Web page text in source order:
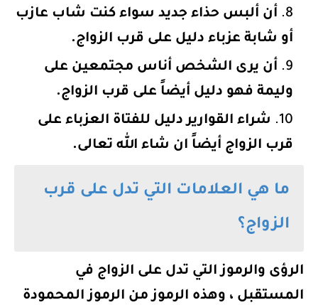
أن ألبس حذاء جديد سواء كنت شاب عازب
أو شابة عزباء دليل على قرب الزواج.
أن يرى الشخص أناس مجتمعين على
وليمة فهو دليل أيضاً على قرب الزواج.
شراء القوارير دليل للفتاة العزباء على
قرب الزواج أيضاً ان شاء الله تعالى.
ما هي العلامات التي تدل على قرب
الزواج؟
الرؤى والرموز التي تدل على الزواج في
المستقبل ، وهذه الرموز من الرموز المحمودة